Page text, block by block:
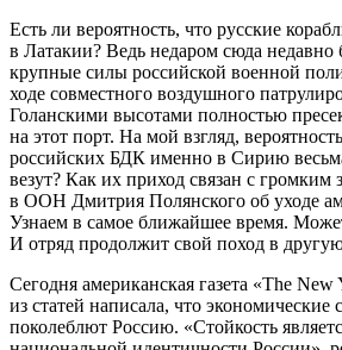
Есть ли вероятность, что русские
в Латакии? Ведь недаром сюда
крупные силы российской военной
ходе совместного воздушного
Голанскими высотами полностью
на этот порт. На мой взгляд,
российских БДК именно в Сирию
везут? Как их приход связан с громким
в ООН Дмитрия Полянского об уходе
Узнаем в самое ближайшее время.
И отряд продолжит свой поход в
Сегодня американская газета «The
из статей написала, что экономические
поколеблют Россию. «Стойкость